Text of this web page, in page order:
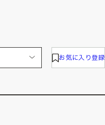
お気に入り登録